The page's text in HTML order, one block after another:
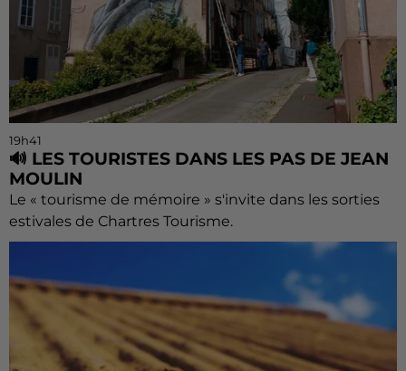
19h41
🔊 LES TOURISTES DANS LES PAS DE JEAN
MOULIN
Le « tourisme de mémoire » s'invite dans les sorties
estivales de Chartres Tourisme.